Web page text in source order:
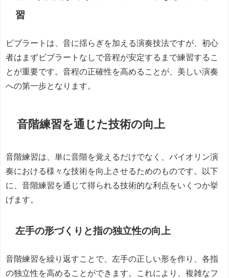
習
ビブラートは、音に揺らぎを加える演奏技法ですが、初心
者はまずビブラートなしで音程が安定するまで練習するこ
とが重要です。音程の正確性を高めることが、美しい演奏
への第一歩となります。
音階練習を通じた技術の向上
音階練習は、単に音階を覚えるだけでなく、バイオリン演
奏における様々な技術を向上させるためのものです。以下
に、音階練習を通じて得られる技術的な利点をいくつか挙
げます。
左手の形づくりと指の独立性の向上
音階練習を繰り返すことで、左手の正しい形を作り、各指
の独立性を高めることができます。これにより、複雑なフ